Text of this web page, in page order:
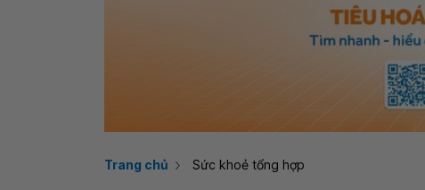
Trang chủ Sức khoẻ tổng hợp